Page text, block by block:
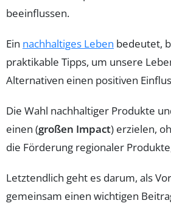
beeinflussen.
Ein nachhaltiges Leben bedeutet,
praktikable Tipps, um unsere
Alternativen einen positiven
Die Wahl nachhaltiger Produkte
einen (großen Impact) erzielen,
die Förderung regionaler
Letztendlich geht es darum, als
gemeinsam einen wichtigen